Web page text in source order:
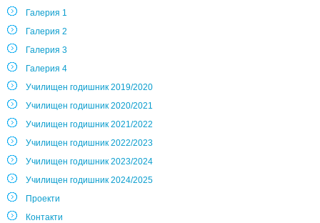
Галерия 1
Галерия 2
Галерия 3
Галерия 4
Училищен годишник 2019/2020
Училищен годишник 2020/2021
Училищен годишник 2021/2022
Училищен годишник 2022/2023
Училищен годишник 2023/2024
Училищен годишник 2024/2025
Проекти
Контакти